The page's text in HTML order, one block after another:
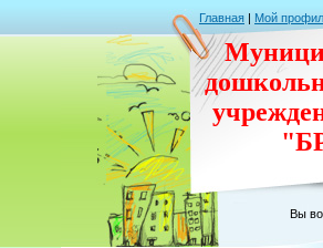
Главная | Мой
Вы